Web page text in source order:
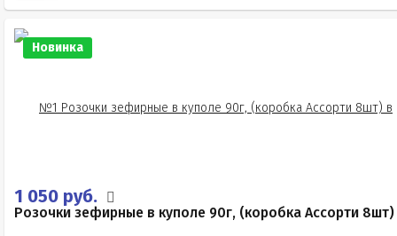
Новинка
1 050 руб.
Розочки зефирные в куполе 90г, (коробка Ассорти 8шт)